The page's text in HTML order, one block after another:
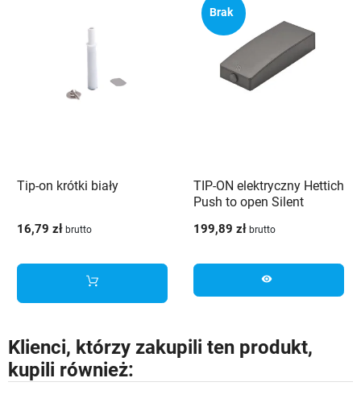
Tip-on krótki biały
16,79 zł brutto
Brak
TIP-ON elektryczny Hettich
Push to open Silent
199,89 zł brutto
visibility
Klienci, którzy zakupili ten produkt,
kupili również: